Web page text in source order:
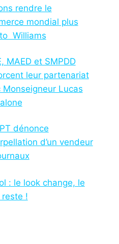
rendre le
mondial plus
Williams
MAED et SMPDD
leur partenariat
Monseigneur Lucas
dénonce
d’un vendeur
: le look change, le
!